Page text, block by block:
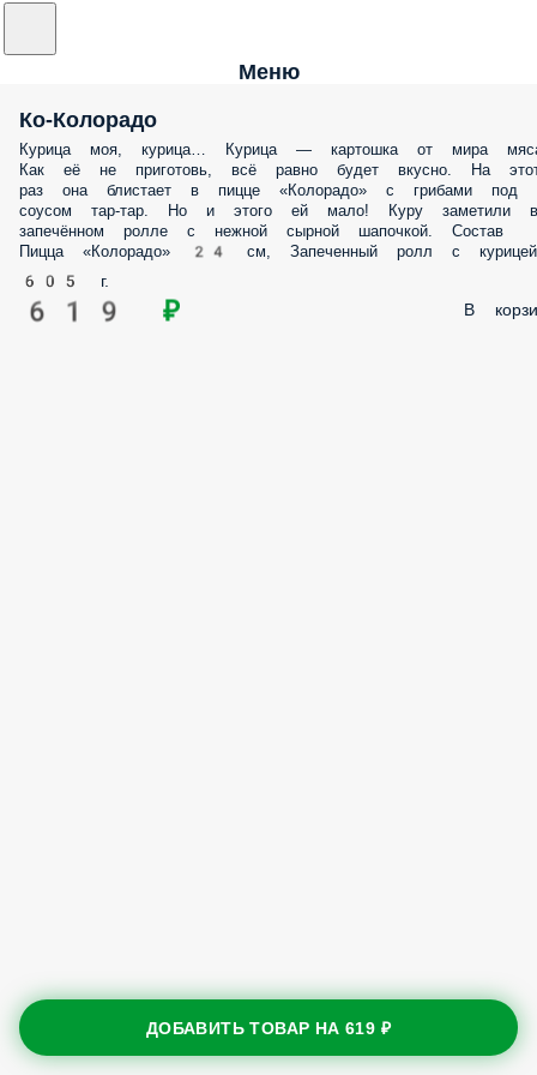
Меню
Ко-Колорадо
Курица моя, курица… Курица — картошка от мира
Как её не приготовь, всё равно будет вкусно. На
раз она блистает в пицце «Колорадо» с грибами под
соусом тар-тар. Но и этого ей мало! Куру заметили в
запечённом ролле с нежной сырной шапочкой. Состав
Пицца «Колорадо» 24 см, Запеченный ролл с
605 г.
619 ₽ В
ДОБАВИТЬ ТОВАР НА619 ₽